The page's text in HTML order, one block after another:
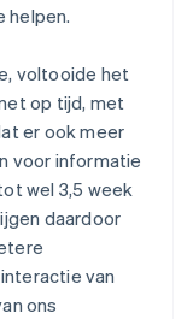
helpen.
voltooide het
op tijd, met
er ook meer
voor informatie
wel 3,5 week
daardoor
van
ons